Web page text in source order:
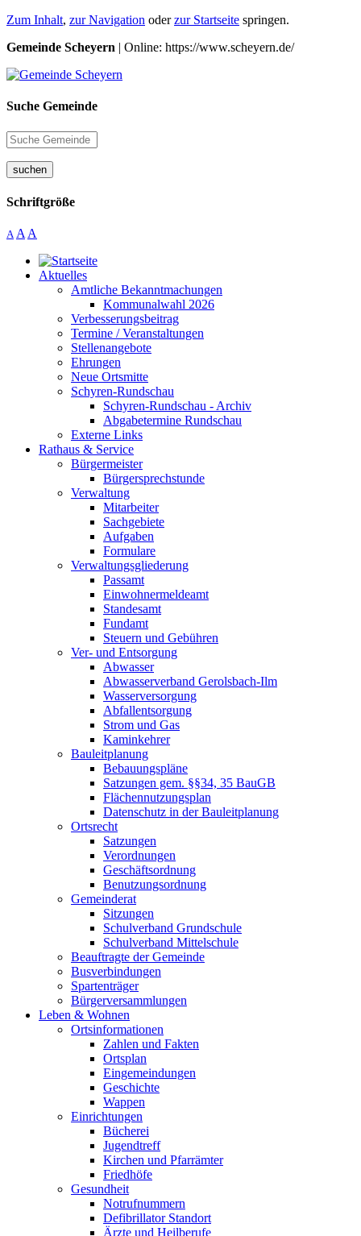
Zum Inhalt, zur Navigation oderzur Startseite springen.
Gemeinde Scheyern | Online: https://www.scheyern.de/
Suche Gemeinde
suchen
Schriftgröße
A A A
Aktuelles
Amtliche Bekanntmachungen
Kommunalwahl 2026
Verbesserungsbeitrag
Termine / Veranstaltungen
Stellenangebote
Ehrungen
Neue Ortsmitte
Schyren-Rundschau
Schyren-Rundschau - Archiv
Abgabetermine Rundschau
Externe Links
Rathaus & Service
Bürgermeister
Bürgersprechstunde
Verwaltung
Mitarbeiter
Sachgebiete
Aufgaben
Formulare
Verwaltungsgliederung
Passamt
Einwohnermeldeamt
Standesamt
Fundamt
Steuern und Gebühren
Ver- und Entsorgung
Abwasser
Abwasserverband Gerolsbach-Ilm
Wasserversorgung
Abfallentsorgung
Strom und Gas
Kaminkehrer
Bauleitplanung
Bebauungspläne
Satzungen gem. §§34, 35 BauGB
Flächennutzungsplan
Datenschutz in der Bauleitplanung
Ortsrecht
Satzungen
Verordnungen
Geschäftsordnung
Benutzungsordnung
Gemeinderat
Sitzungen
Schulverband Grundschule
Schulverband Mittelschule
Beauftragte der Gemeinde
Busverbindungen
Spartenträger
Bürgerversammlungen
Leben & Wohnen
Ortsinformationen
Zahlen und Fakten
Ortsplan
Eingemeindungen
Geschichte
Wappen
Einrichtungen
Bücherei
Jugendtreff
Kirchen und Pfarrämter
Friedhöfe
Gesundheit
Notrufnummern
Defibrillator Standort
Ärzte und Heilberufe